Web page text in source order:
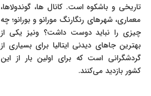
تاریخی و باشکوه است. کانال ها، گوندولاها،
معماری، شهرهای رنگارنگ مورانو و بورانو؛ چه
چیزی را نباید دوست داشت؟ ونیز یکی از
بهترین جاهای دیدنی ایتالیا برای بسیاری از
گردشگرانی است که برای اولین بار از این
کشور بازدید می‌کنند.